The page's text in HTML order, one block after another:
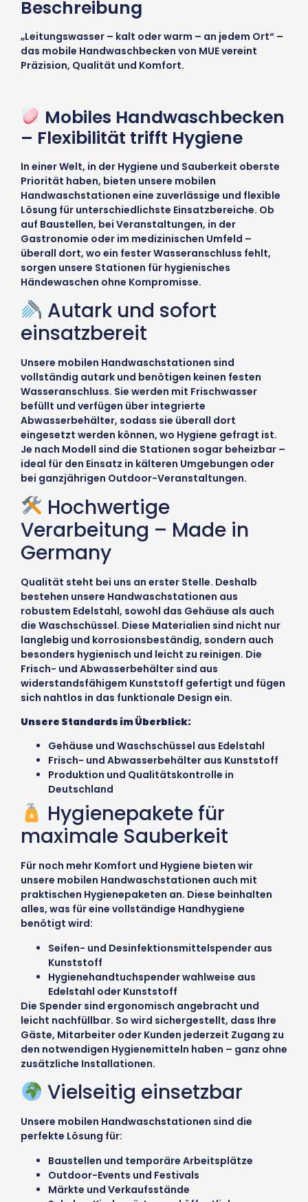
Beschreibung
„Leitungswasser – kalt oder warm – an jedem Ort“ –
das mobile Handwaschbecken von MUE vereint
Präzision, Qualität und Komfort.
Mobiles Handwaschbecken
– Flexibilität trifft Hygiene
In einer Welt, in der Hygiene und Sauberkeit oberste
Priorität haben, bieten unsere mobilen
Handwaschstationen eine zuverlässige und flexible
Lösung für unterschiedlichste Einsatzbereiche. Ob
auf Baustellen, bei Veranstaltungen, in der
Gastronomie oder im medizinischen Umfeld –
überall dort, wo ein fester Wasseranschluss fehlt,
sorgen unsere Stationen für hygienisches
Händewaschen ohne Kompromisse.
Autark und sofort
einsatzbereit
Unsere mobilen Handwaschstationen sind
vollständig autark und benötigen keinen festen
Wasseranschluss. Sie werden mit Frischwasser
befüllt und verfügen über integrierte
Abwasserbehälter, sodass sie überall dort
eingesetzt werden können, wo Hygiene gefragt ist.
Je nach Modell sind die Stationen sogar beheizbar –
ideal für den Einsatz in kälteren Umgebungen oder
bei ganzjährigen Outdoor-Veranstaltungen.
Hochwertige
Verarbeitung – Made in
Germany
Qualität steht bei uns an erster Stelle. Deshalb
bestehen unsere Handwaschstationen aus
robustem Edelstahl, sowohl das Gehäuse als auch
die Waschschüssel. Diese Materialien sind nicht nur
langlebig und korrosionsbeständig, sondern auch
besonders hygienisch und leicht zu reinigen. Die
Frisch- und Abwasserbehälter sind aus
widerstandsfähigem Kunststoff gefertigt und fügen
sich nahtlos in das funktionale Design ein.
Unsere Standards im Überblick:
Gehäuse und Waschschüssel aus Edelstahl
Frisch- und Abwasserbehälter aus Kunststoff
Produktion und Qualitätskontrolle in
Deutschland
Hygienepakete für
maximale Sauberkeit
Für noch mehr Komfort und Hygiene bieten wir
unsere mobilen Handwaschstationen auch mit
praktischen Hygienepaketen an. Diese beinhalten
alles, was für eine vollständige Handhygiene
benötigt wird:
Seifen- und Desinfektionsmittelspender aus
Kunststoff
Hygienehandtuchspender wahlweise aus
Edelstahl oder Kunststoff
Die Spender sind ergonomisch angebracht und
leicht nachfüllbar. So wird sichergestellt, dass Ihre
Gäste, Mitarbeiter oder Kunden jederzeit Zugang zu
den notwendigen Hygienemitteln haben – ganz ohne
zusätzliche Installationen.
Vielseitig einsetzbar
Unsere mobilen Handwaschstationen sind die
perfekte Lösung für:
Baustellen und temporäre Arbeitsplätze
Outdoor-Events und Festivals
Märkte und Verkaufsstände